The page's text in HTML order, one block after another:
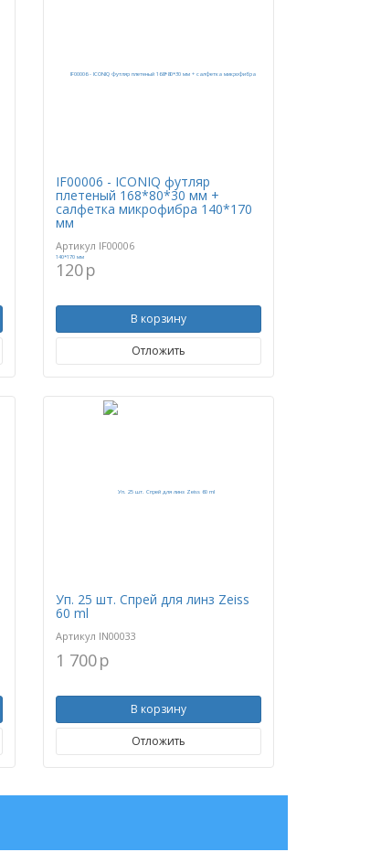
IF00006 - ICONIQ футляр
плетеный 168*80*30 мм +
салфетка микрофибра 140*170
мм
Артикул IF00006
120p
В корзину
Отложить
Уп. 25 шт. Спрей для линз Zeiss
60 ml
Артикул IN00033
1 700p
В корзину
Отложить